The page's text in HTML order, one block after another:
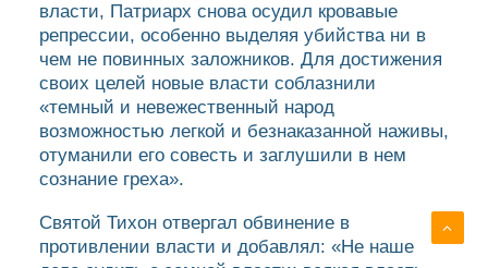
власти, Патриарх снова осудил кровавые
репрессии, особенно выделяя убийства ни в
чем не повинных заложников. Для достижения
своих целей новые власти соблазнили
«темный и невежественный народ
возможностью легкой и безнаказанной наживы,
отуманили его совесть и заглушили в нем
сознание греха».
Святой Тихон отвергал обвинение в
противлении власти и добавлял: «Не наше